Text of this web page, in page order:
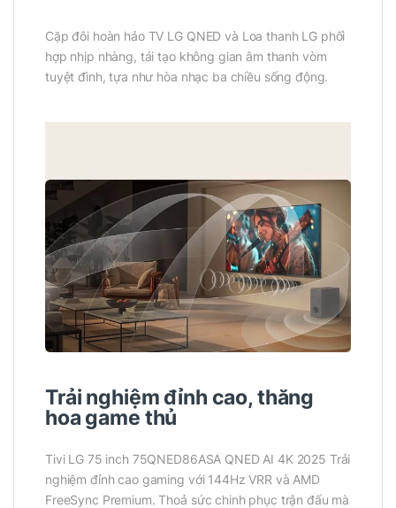
Cặp đôi hoàn hảo TV LG QNED và Loa thanh LG phối
hợp nhịp nhàng, tái tạo không gian âm thanh vòm
tuyệt đình, tựa như hòa nhạc ba chiều sống động.
Trải nghiệm đỉnh cao, thăng
hoa game thủ
Tivi LG 75 inch 75QNED86ASA QNED AI 4K 2025 Trải
nghiệm đỉnh cao gaming với 144Hz VRR và AMD
FreeSync Premium. Thoả sức chinh phục trận đấu mà